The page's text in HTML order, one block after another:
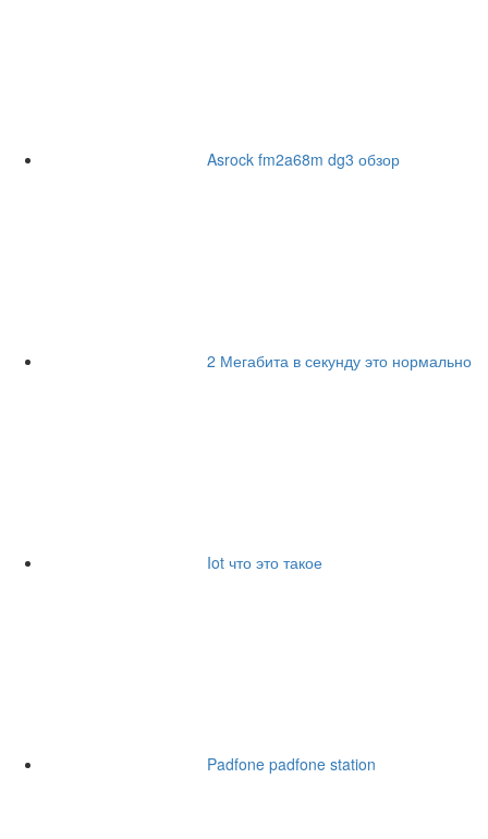
Asrock fm2a68m dg3 обзор
2 Мегабита в секунду это нормально
Iot что это такое
Padfone padfone station